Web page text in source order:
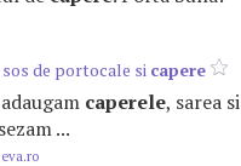
sos de portocale si capere
caperele, sarea si
...